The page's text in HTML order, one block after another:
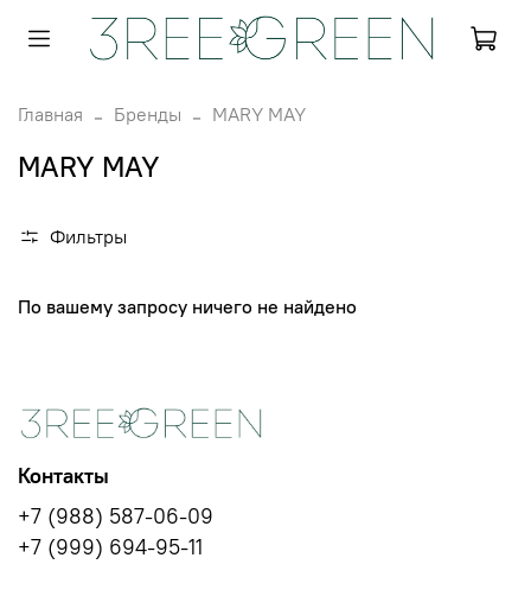
Главная Бренды MARY MAY
MARY MAY
Фильтры
По вашему запросу ничего не найдено
Контакты
+7 (988) 587-06-09
+7 (999) 694-95-11